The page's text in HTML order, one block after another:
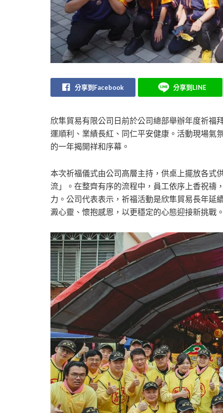
分享到Facebook 分享到LINE
欣隼貿易有限公司日前於公司總部舉辦年度祈福
運順利、業績長紅、同仁平安健康。活動現場氣
的一年揭開祥和序幕。
本次祈福儀式由公司高層主持，供桌上擺放各式
流」。在整齊有序的流程中，員工依序上香祝禱
力。公司代表表示，祈福活動是欣隼貿易長年延
澱心靈、懷抱感恩，以更穩定的心態迎接新挑戰。